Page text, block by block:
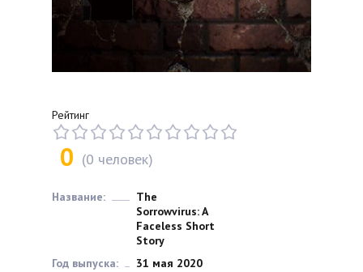
Рейтинг
0 (0 человек)
Название:
The
Sorrowvirus: A
Faceless Short
Story
Год выпуска:
31 мая 2020